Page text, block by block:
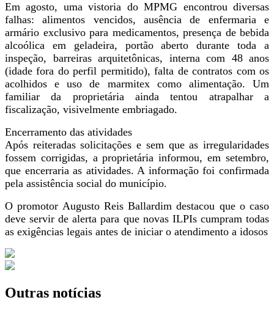
Em agosto, uma vistoria do MPMG encontrou diversas
falhas: alimentos vencidos, ausência de enfermaria e
armário exclusivo para medicamentos, presença de bebida
alcoólica em geladeira, portão aberto durante toda a
inspeção, barreiras arquitetônicas, interna com 48 anos
(idade fora do perfil permitido), falta de contratos com os
acolhidos e uso de marmitex como alimentação. Um
familiar da proprietária ainda tentou atrapalhar a
fiscalização, visivelmente embriagado.
Encerramento das atividades
Após reiteradas solicitações e sem que as irregularidades
fossem corrigidas, a proprietária informou, em setembro,
que encerraria as atividades. A informação foi confirmada
pela assistência social do município.
O promotor Augusto Reis Ballardim destacou que o caso
deve servir de alerta para que novas ILPIs cumpram todas
as exigências legais antes de iniciar o atendimento a idosos
Outras notícias